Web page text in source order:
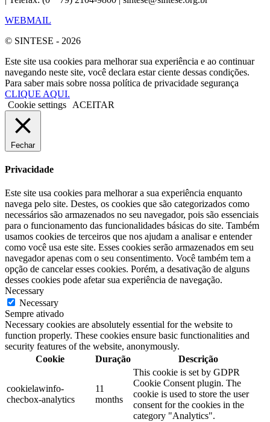
WEBMAIL
© SINTESE - 2026
Este site usa cookies para melhorar sua experiência e ao continuar
navegando neste site, você declara estar ciente dessas condições.
Para saber mais sobre nossa política de privacidade segurança
CLIQUE AQUI.
Cookie settings
ACEITAR
Fechar
Privacidade
Este site usa cookies para melhorar a sua experiência enquanto
navega pelo site. Destes, os cookies que são categorizados como
necessários são armazenados no seu navegador, pois são essenciais
para o funcionamento das funcionalidades básicas do site. Também
usamos cookies de terceiros que nos ajudam a analisar e entender
como você usa este site. Esses cookies serão armazenados em seu
navegador apenas com o seu consentimento. Você também tem a
opção de cancelar esses cookies. Porém, a desativação de alguns
desses cookies pode afetar sua experiência de navegação.
Necessary
Necessary
Sempre ativado
Necessary cookies are absolutely essential for the website to
function properly. These cookies ensure basic functionalities and
security features of the website, anonymously.
Cookie
Duração Descrição
cookielawinfo-
checbox-analytics
11
months
This cookie is set by GDPR
Cookie Consent plugin. The
cookie is used to store the user
consent for the cookies in the
category "Analytics".